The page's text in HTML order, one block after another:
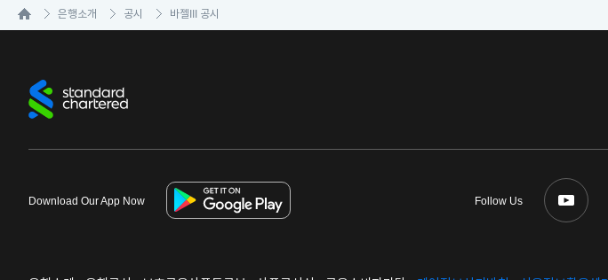
은행소개 공시 바젤III 공시
Download Our App Now Follow Us